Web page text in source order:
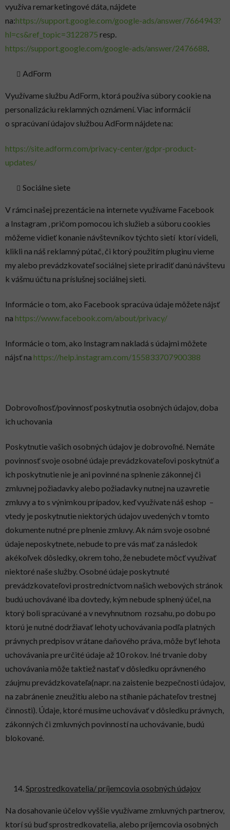
využíva remarketingové dáta, nájdete
na:https://support.google.com/google-ads/answer/7664943?
hl=cs&ref_topic=3122875 resp.
https://support.google.com/google-ads/answer/2476688.
AdForm
Využívame službu AdForm, ktorá používa súbory cookie na
personalizáciu reklamných oznámení. Viac informácií
o spracúvaní údajov službou AdForm nájdete na:
https://site.adform.com/privacy-center/gdpr-product-
updates/
Sociálne siete
V rámci našej prezentácie na internete využívame Facebook
a Instagram , pričom pomocou ich služieb a súboru cookies
môžeme vidieť konanie návštevníkov týchto sietí ktorí videli,
klikli na náš reklamný pútač, či ktorý použitím pluginu vieme
my alebo prevádzkovateľ sociálnej siete priradiť danú návštevu
k vášmu účtu na príslušnej sociálnej sieti.
Informácie o tom, ako Facebook spracúva údaje môžete nájsť
na https://www.facebook.com/about/privacy/
Informácie o tom, ako Instagram nakladá s údajmi môžete
nájsť na https://help.instagram.com/155833707900388
Dobrovoľnosť/povinnosť poskytnutia osobných údajov, doba
ich uchovania
Poskytnutie vašich osobných údajov je dobrovoľné. Nemáte
povinnosť svoje osobné údaje prevádzkovateľovi poskytnúť a
ich poskytnutie nie je ani povinné na splnenie zákonnej či
zmluvnej požiadavky alebo požiadavky nutnej na uzavretie
zmluvy a to s výnimkou prípadov, keď využívate náš eshop –
vtedy je poskytnutie niektorých údajov uvedených v tomto
dokumente nutné pre plnenie zmluvy. Ak nám svoje osobné
údaje neposkytnete, nebude to pre vás mať za následok
akékoľvek dôsledky, okrem toho, že nebudete môcť využívať
niektoré naše služby. Osobné údaje poskytnuté
prevádzkovateľovi prostredníctvom našich webových stránok
budú uchovávané iba dovtedy, kým nebude splnený účel, na
ktorý boli spracúvané a v nevyhnutnom rozsahu, po dobu po
ktorú je nutné dodržiavať lehoty uchovávania podľa platných
právnych predpisov vrátane daňového práva, môže byť lehota
uchovávania pre určité údaje až 10 rokov. Iné trvanie doby
uchovávania môže taktiež nastať v dôsledku oprávneného
záujmu prevádzkovateľa(napr. na zaistenie bezpečnosti údajov,
na zabránenie zneužitiu alebo na stíhanie páchateľov trestnej
činnosti). Údaje, ktoré musíme uchovávať v dôsledku právnych,
zákonných či zmluvných povinností na uchovávanie, budú
blokované.
Sprostredkovatelia/ príjemcovia osobných údajov
Na dosahovanie účelov vyššie využívame zmluvných partnerov,
ktorí sú buď sprostredkovatelia, alebo príjemcovia osobných